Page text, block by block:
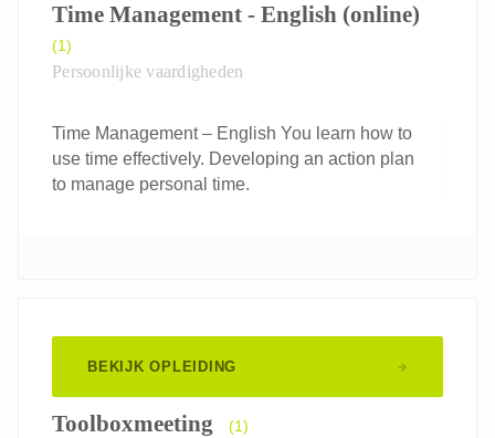
Time Management - English (online)
(1)
Persoonlijke vaardigheden
Time Management – English You learn how to
use time effectively. Developing an action plan
to manage personal time.
BEKIJK OPLEIDING
Toolboxmeeting (1)